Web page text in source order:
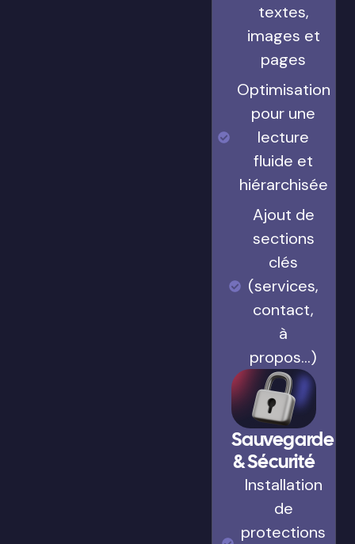
textes,
images et
pages
Optimisation
pour une
lecture
fluide et
hiérarchisée
Ajout de
sections
clés
(services,
contact,
à
propos…)
Sauvegarde
& Sécurité
Installation
de
protections